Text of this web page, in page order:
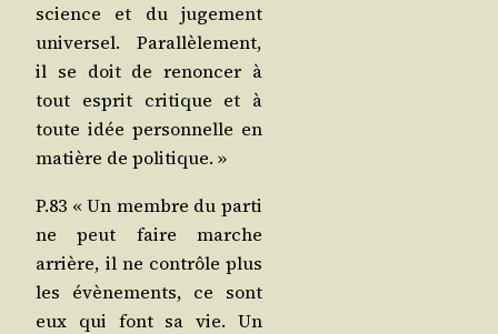
science et du juge­ment
uni­ver­sel. Paral­lè­le­ment,
il se doit de renon­cer à
tout esprit cri­tique et à
toute idée per­son­nelle en
matière de politique. »
P.83 « Un membre du par­ti
ne peut faire marche
arrière, il ne contrôle plus
les évè­ne­ments, ce sont
eux qui font sa vie. Un